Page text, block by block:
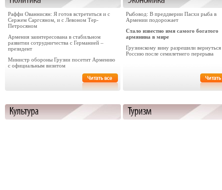
Раффи Ованнисян: Я готов встретиться и с
Сержем Саргсяном, и с Левоном Тер-
Петросяном
Армения заинтересована в стабильном
развитии сотрудничества с Германией –
президент
Министр обороны Грузии посетит Армению
с официальным визитом
Рыбовод: В преддверии Пасхи рыба в
Армении подорожает
Стало известно имя самого богатого
армянина в мире
Грузинскому вину разрешили вернуться
Россию после семилетнего перерыва